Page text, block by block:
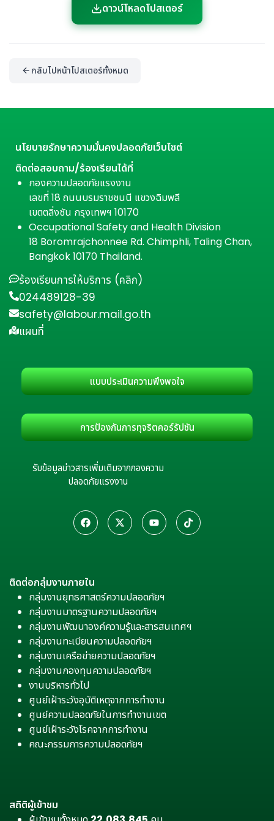
ดาวน์โหลดโปสเตอร์
กลับไปหน้าโปสเตอร์ทั้งหมด
นโยบายรักษาความมั่นคงปลอดภัยเว็บไซต์
ติดต่อสอบถาม/ร้องเรียนได้ที่
กองความปลอดภัยแรงงาน
เลขที่ 18 ถนนบรมราชชนนี แขวงฉิมพลี
เขตตลิ่งชัน กรุงเทพฯ 10170
Occupational Safety and Health Division
18 Boromrajchonnee Rd. Chimphli, Taling Chan,
Bangkok 10170 Thailand.
ร้องเรียนการให้บริการ (คลิก)
024489128-39
safety@labour.mail.go.th
แผนที่
แบบประเมินความพึงพอใจ
การป้องกันการทุจริตคอร์รัปชัน
รับข้อมูลข่าวสารเพิ่มเติมจากกองความ
ปลอดภัยแรงงาน
ติดต่อกลุ่มงานภายใน
กลุ่มงานยุทธศาสตร์ความปลอดภัยฯ
กลุ่มงานมาตรฐานความปลอดภัยฯ
กลุ่มงานพัฒนาองค์ความรู้และสารสนเทศฯ
กลุ่มงานทะเบียนความปลอดภัยฯ
กลุ่มงานเครือข่ายความปลอดภัยฯ
กลุ่มงานกองทุนความปลอดภัยฯ
งานบริหารทั่วไป
ศูนย์เฝ้าระวังอุบัติเหตุจากการทำงาน
ศูนย์ความปลอดภัยในการทำงานเขต
ศูนย์เฝ้าระวังโรคจากการทำงาน
คณะกรรมการความปลอดภัยฯ
สถิติผู้เข้าชม